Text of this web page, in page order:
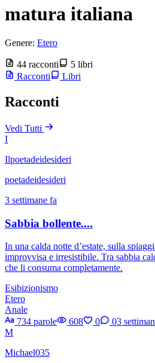
matura italiana
Genere: Etero
44 racconti
5 libri
Racconti
Libri
Racconti
Vedi Tutti
I
Ilpoetadeidesideri
poetadeidesideri
3 settimane fa
Sabbia bollente....
In una calda notte d’estate, sulla
improvvisa e irresistibile. Tra sabbia
che li consuma completamente.
Esibizionismo
Etero
Anale
734 parole
608 0 03
M
Michael035